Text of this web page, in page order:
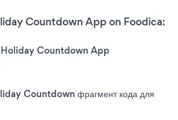
Countdown App on Foodica:
Countdown App
Countdown фрагмент кода для